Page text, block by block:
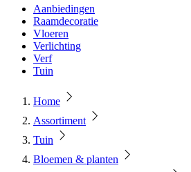
Aanbiedingen
Raamdecoratie
Vloeren
Verlichting
Verf
Tuin
Home
Assortiment
Tuin
Bloemen & planten